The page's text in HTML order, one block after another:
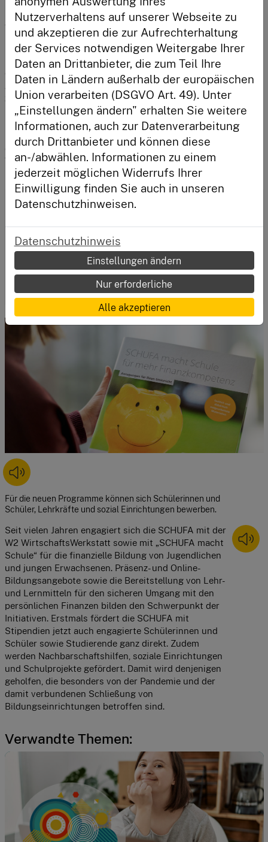
Anmelden
Neu hier?
Registriere dich und habe deinen Lernstand immer im
Blick.
Registrieren
benötigte Wissen zum Schutz vor Überschuldung
weder in der Familie noch der Schule vermittelt
bekommen.
Durch die Finanzierung der Programme mit den aus
der Mehrwertsteuersenkung anfallenden Beträgen,
gibt die SCHUFA diese gezielt an die Gesellschaft
zurück. Zudem sollen die Maßnahmen über den
Zeitraum der befristeten Mehrwertsteuersenkung
hinaus aufrechterhalten werden. Insgesamt wird die
SCHUFA Holding AG für die zusätzlichen Projekte in
den Jahren 2020 und 2021 ca. 500.000 Euro zur
Verfügung stellen.
Glossar
Mit über 400 Begriffen aus der Finanzwelt, ist unser Glossar
eins der umfangreichsten, die es momentan gibt.
Für die neuen Programme können sich Schülerinnen und
Schüler, Lehrkräfte und sozial Einrichtungen bewerben.
Seit vielen Jahren engagiert sich die SCHUFA mit der
W2 WirtschaftsWerkstatt sowie mit „SCHUFA macht
Schule“ für die finanzielle Bildung von Jugendlichen
und jungen Erwachsenen. Präsenz- und Online-
Bildungsangebote sowie die Bereitstellung von Lehr-
und Lernmitteln für den sicheren Umgang mit den
persönlichen Finanzen bilden den Schwerpunkt der
Initiativen. Erstmals fördert die SCHUFA mit
Stipendien jetzt auch engagierte Schülerinnen und
Schüler sowie Studierende ganz direkt. Zudem
werden Nachbarschaftshilfen, soziale Einrichtungen
und Schulprojekte gefördert. Damit wird denjenigen
geholfen, die besonders von der Pandemie und der
damit verbundenen Schließung von
Bildungseinrichtungen betroffen sind.
Verwandte Themen:
Nutzerverhaltens auf unserer Webseite zu
und akzeptieren die zur Aufrechterhaltung
der Services notwendigen Weitergabe Ihrer
Daten an Drittanbieter, die zum Teil Ihre
Daten in Ländern außerhalb der europäischen
Union verarbeiten (DSGVO Art. 49). Unter
„Einstellungen ändern" erhalten Sie weitere
Informationen, auch zur Datenverarbeitung
durch Drittanbieter und können diese
an-/abwählen. Informationen zu einem
jederzeit möglichen Widerrufs Ihrer
Einwilligung finden Sie auch in unseren
Datenschutzhinweisen.
Datenschutzhinweis
Einstellungen ändern
Nur erforderliche
Alle akzeptieren